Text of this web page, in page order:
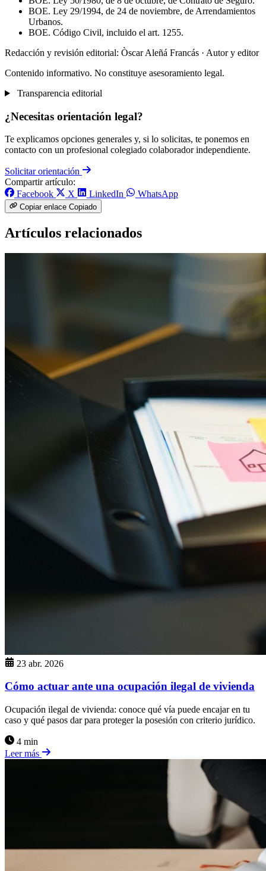
BOE. Ley 29/1994, de 24 de noviembre, de Arrendamientos
Urbanos.
BOE. Código Civil, incluido el art. 1255.
Redacción y revisión editorial: Òscar Aleñá Francás · Autor y editor
Contenido informativo. No constituye asesoramiento legal.
Transparencia editorial
¿Necesitas orientación legal?
Te explicamos opciones generales y, si lo solicitas, te ponemos en
contacto con un profesional colegiado colaborador independiente.
Solicitar orientación
Compartir artículo:
Facebook
X LinkedIn WhatsApp
Copiar enlace Copiado
Artículos relacionados
23 abr. 2026
Cómo actuar ante una ocupación ilegal de vivienda
Ocupación ilegal de vivienda: conoce qué vía puede encajar en tu
caso y qué pasos dar para proteger la posesión con criterio jurídico.
4 min
Leer más